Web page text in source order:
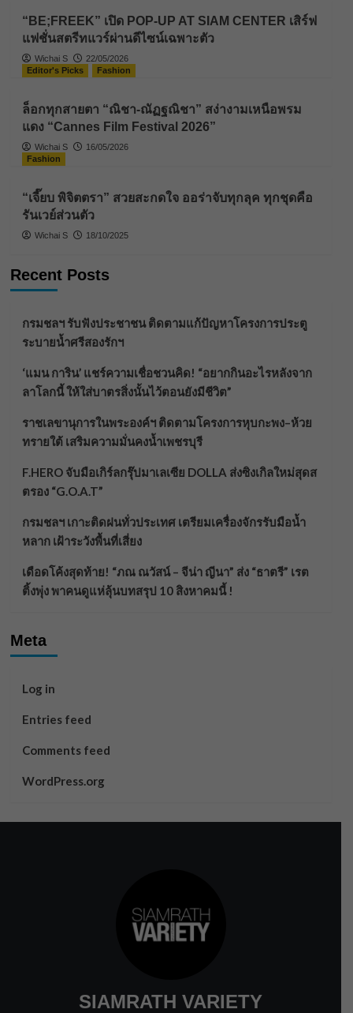
“BE;FREEK” เปิด POP-UP AT SIAM CENTER เสิร์ฟ
แฟชั่นสตรีทแวร์ผ่านดีไซน์เฉพาะตัว
Wichai S
22/05/2026
Editor's Picks
Fashion
ล็อกทุกสายตา “ณิชา-ณัฏฐณิชา” สง่างามเหนือพรม
แดง “Cannes Film Festival 2026”
Wichai S
16/05/2026
Fashion
“เจี๊ยบ พิจิตตรา” สวยสะกดใจ ออร่าจับทุกลุค ทุกชุดคือ
รันเวย์ส่วนตัว
Wichai S 18/10/2025
Recent Posts
กรมชลฯ รับฟังประชาชน ติดตามแก้ปัญหาโครงการประตู
ระบายน้ำศรีสองรักฯ
‘แมน การิน’ แชร์ความเชื่อชวนคิด! “อยากกินอะไรหลังจาก
ลาโลกนี้ ให้ใส่บาตรสิ่งนั้นไว้ตอนยังมีชีวิต”
ราชเลขานุการในพระองค์ฯ ติดตามโครงการหุบกะพง–ห้วย
ทรายใต้ เสริมความมั่นคงน้ำเพชรบุรี
F.HERO จับมือเกิร์ลกรุ๊ปมาเลเซีย DOLLA ส่งซิงเกิลใหม่สุดส
ตรอง “G.O.A.T”
กรมชลฯ เกาะติดฝนทั่วประเทศ เตรียมเครื่องจักรรับมือน้ำ
หลาก เฝ้าระวังพื้นที่เสี่ยง
เดือดโค้งสุดท้าย! “ภณ ณวัสน์ – จีน่า ญีนา” ส่ง “ธาตรี” เรต
ติ้งพุ่ง พาคนดูแห่ลุ้นบทสรุป 10 สิงหาคมนี้ !
Meta
Log in
Entries feed
Comments feed
WordPress.org
SIAMRATH VARIETY